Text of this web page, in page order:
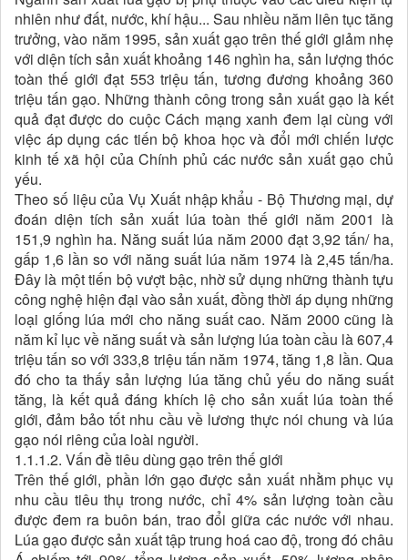
nhiên như đất, nước, khí hậu... Sau nhiều năm liên tục tăng
trưởng, vào năm 1995, sản xuất gạo trên thế giới giảm nhẹ
với diện tích sản xuất khoảng 146 nghìn ha, sản lượng thóc
toàn thế giới đạt 553 triệu tấn, tương đương khoảng 360
triệu tấn gạo. Những thành công trong sản xuất gạo là kết
quả đạt được do cuộc Cách mạng xanh đem lại cùng với
việc áp dụng các tiến bộ khoa học và đổi mới chiến lược
kinh tế xã hội của Chính phủ các nước sản xuất gạo chủ
yếu.
Theo số liệu của Vụ Xuất nhập khẩu - Bộ Thương mại, dự
đoán diện tích sản xuất lúa toàn thế giới năm 2001 là
151,9 nghìn ha. Năng suất lúa năm 2000 đạt 3,92 tấn/ ha,
gấp 1,6 lần so với năng suất lúa năm 1974 là 2,45 tấn/ha.
Đây là một tiến bộ vượt bậc, nhờ sử dụng những thành tựu
công nghệ hiện đại vào sản xuất, đồng thời áp dụng những
loại giống lúa mới cho năng suất cao. Năm 2000 cũng là
năm kỉ lục về năng suất và sản lượng lúa toàn cầu là 607,4
triệu tấn so với 333,8 triệu tấn năm 1974, tăng 1,8 lần. Qua
đó cho ta thấy sản lượng lúa tăng chủ yếu do năng suất
tăng, là kết quả đáng khích lệ cho sản xuất lúa toàn thế
giới, đảm bảo tốt nhu cầu về lương thực nói chung và lúa
gạo nói riêng của loài người.
1.1.1.2. Vấn đề tiêu dùng gạo trên thế giới
Trên thế giới, phần lớn gạo được sản xuất nhằm phục vụ
nhu cầu tiêu thụ trong nước, chỉ 4% sản lượng toàn cầu
được đem ra buôn bán, trao đổi giữa các nước với nhau.
Lúa gạo được sản xuất tập trung hoá cao độ, trong đó châu